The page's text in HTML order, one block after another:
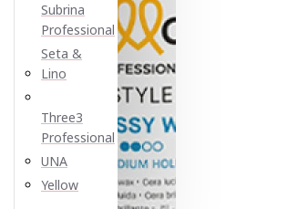
Subrina
Professional
Seta &
Lino
Three3
Professional
UNA
Yellow